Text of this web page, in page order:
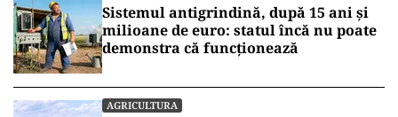
Sistemul antigrindină, după 15 ani și
milioane de euro: statul încă nu poate
demonstra că funcționează
AGRICULTURA